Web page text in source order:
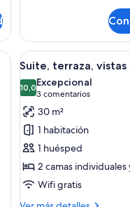
y
2
Niños)
terraza,
vistas
a
piscina
Adultos
2
Niños)
escritorio y vista a la
Abrir
todas
las
fotos
de
Suite,
terraza,
vistas
a
la
6
Suite, terraza, vistas
10,010,0 de 10
Excepcional
3 comentarios
(3 comentarios)
30 m²
1 habitación
1 huésped
2 camas individuales
Wifi gratis